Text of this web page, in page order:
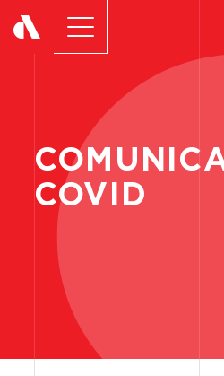
COVID